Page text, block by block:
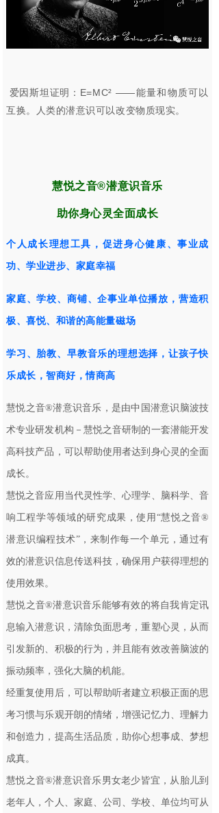
爱因斯坦证明： E=MC² ——能量和物质可以
互换。人类的潜意识可以改变物质现实。
慧悦之音®潜意识音乐
助你身心灵全面成长
个人成长理想工具，促进身心健康、事业成
功、学业进步、家庭幸福
家庭、学校、 商铺、企事业单位播放，营造积
极、喜悦、和谐的高能量磁场
学习、胎教、早教音乐的理想选择，让孩子快
乐成长，智商好，情商高
慧悦之音®潜意识音乐，是由中国潜意识脑波技
术专业研发机构－慧悦之音研制的一套潜能开发
高科技产品，可以帮助使用者达到身心灵的全面
成长。
慧悦之音应用当代灵性学、心理学、脑科学、音
响工程学等领域的研究成果，使用“慧悦之音®
潜意识编程技术”，来制作每一个单元，通过有
效的潜意识信息传送科技，确保用户获得理想的
使用效果。
慧悦之音®潜意识音乐能够有效的将自我肯定讯
息输入潜意识，清除负面思考，重塑心灵，从而
引发新的、积极的行为，并且能有效改善脑波的
振动频率，强化大脑的机能。
经重复使用后，可以帮助听者建立积极正面的思
考习惯与乐观开朗的情绪，增强记忆力、理解力
和创造力，提高生活品质，助你心想事成、梦想
成真。
慧悦之音®潜意识音乐男女老少皆宜，从胎儿到
老年人，个人、家庭、公司、学校、单位均可从